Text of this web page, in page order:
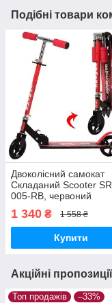
Подібні товари
Двоколісний самокат
Складаний Scooter
005-RB, червоний
1 340 ₴ 1 558 ₴
Купити
Акційні
Топ продажів –33%